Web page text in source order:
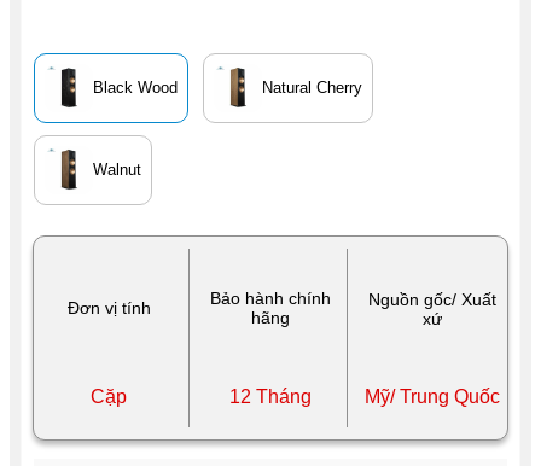
Đơn vị tính
Bảo hành chính
hãng
Nguồn gốc/ Xuất
xứ
Cặp 12 Tháng Mỹ/ Trung Quốc
Black Wood Natural Cherry
Walnut